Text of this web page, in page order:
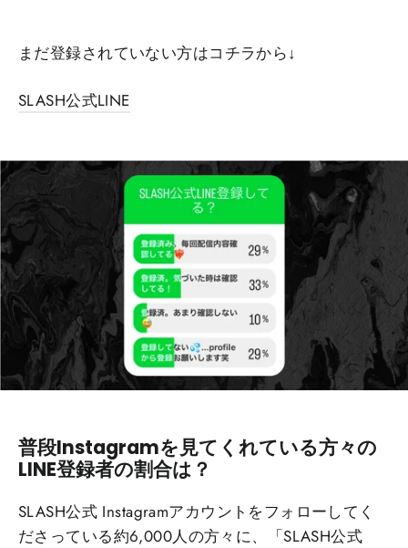
まだ登録されていない方はコチラから↓
SLASH公式LINE
普段Instagramを見てくれている方々の
LINE登録者の割合は？
SLASH公式 Instagramアカウントをフォローしてく
ださっている約6,000人の方々に、「SLASH公式